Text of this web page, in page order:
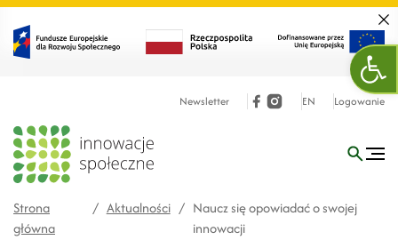
Newsletter EN Logowanie
Strona
główna
/ Aktualności / Naucz się opowiadać o swojej
innowacji